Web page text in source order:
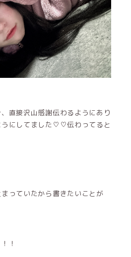
直接沢山感謝伝わるようにあり
うにしてました♡♡伝わってると
っていたから書きたいことが
！